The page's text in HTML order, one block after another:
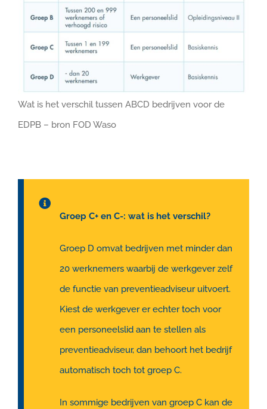
Wat is het verschil tussen ABCD bedrijven voor de
EDPB – bron FOD Waso
Groep C+ en C-: wat is het verschil?
Groep D omvat bedrijven met minder dan
20 werknemers waarbij de werkgever zelf
de functie van preventieadviseur uitvoert.
Kiest de werkgever er echter toch voor
een personeelslid aan te stellen als
preventieadviseur, dan behoort het bedrijf
automatisch toch tot groep C.
In sommige bedrijven van groep C kan de